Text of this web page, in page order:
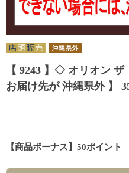
【 9243 】◇ オリオン
お届け先が 沖縄県外 】
【商品ボーナス】50ポイント